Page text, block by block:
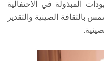
المبذولة في الاحتفالية
بالثقافة الصينية والتقدير